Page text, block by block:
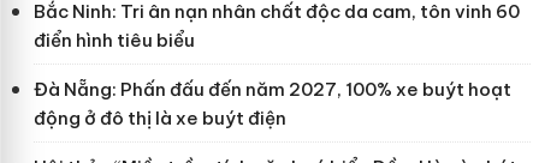
Bắc Ninh: Tri ân nạn nhân chất độc da cam, tôn vinh 60
điển hình tiêu biểu
Đà Nẵng: Phấn đấu đến năm 2027, 100% xe buýt hoạt
động ở đô thị là xe buýt điện